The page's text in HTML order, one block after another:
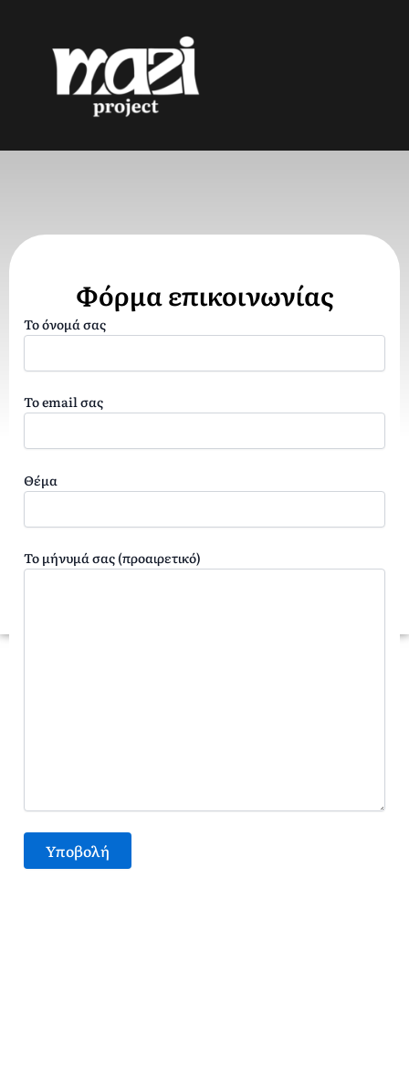
περιεχόμενο
ΕΠΙΚΟΙΝΩΝΙΑ
Φόρμα επικοινωνίας
Το όνομά σας
Το email σας
Θέμα
Το μήνυμά σας (προαιρετικό)